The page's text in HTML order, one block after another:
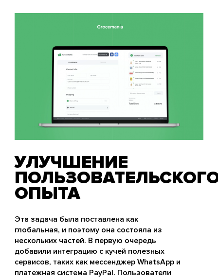
УЛУЧШЕНИЕ
ОПЫТА
Эта задача была поставлена как
глобальная, и поэтому она состояла из
нескольких частей. В первую очередь
добавили интеграцию с кучей полезных
сервисов, таких как мессенджер WhatsApp и
платежная система PayPal. Пользователи